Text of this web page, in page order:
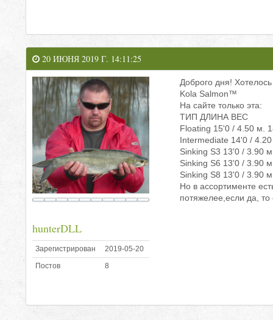
20 ИЮНЯ 2019 Г. 14:11:25
hunterDLL
Зарегистрирован
2019-05-20
Постов
8
Доброго дня!
Kola Salmon™
На сайте только эта:
ТИП ДЛИНА ВЕС
Floating 15'0 / 4.50 м.
Intermediate 14'0 /
Sinking S3 13'0 / 3.90
Sinking S6 13'0 / 3.90
Sinking S8 13'0 / 3.90
Но в ассортименте
потяжелее,если да, то